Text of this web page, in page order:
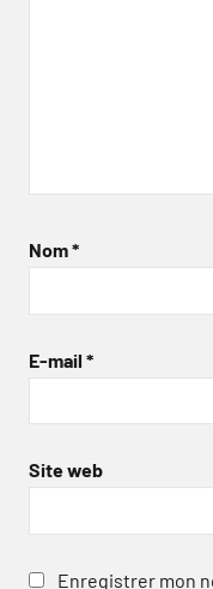
Nom*
E-mail *
Site web
Enregistrer mon